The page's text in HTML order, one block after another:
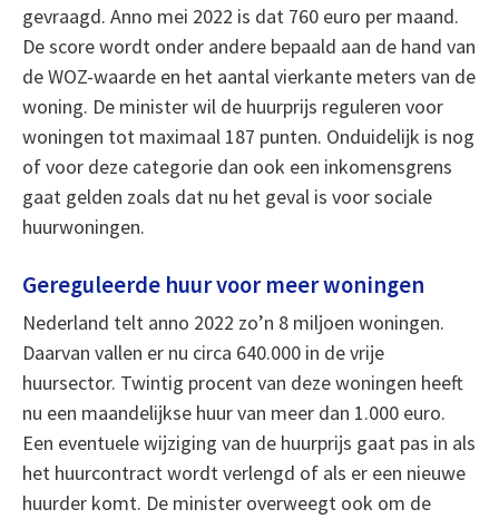
gevraagd. Anno mei 2022 is dat 760 euro per maand.
De score wordt onder andere bepaald aan de hand van
de WOZ-waarde en het aantal vierkante meters van de
woning. De minister wil de huurprijs reguleren voor
woningen tot maximaal 187 punten. Onduidelijk is nog
of voor deze categorie dan ook een inkomensgrens
gaat gelden zoals dat nu het geval is voor sociale
huurwoningen.
Gereguleerde huur voor meer woningen
Nederland telt anno 2022 zo’n 8 miljoen woningen.
Daarvan vallen er nu circa 640.000 in de vrije
huursector. Twintig procent van deze woningen heeft
nu een maandelijkse huur van meer dan 1.000 euro.
Een eventuele wijziging van de huurprijs gaat pas in als
het huurcontract wordt verlengd of als er een nieuwe
huurder komt. De minister overweegt ook om de